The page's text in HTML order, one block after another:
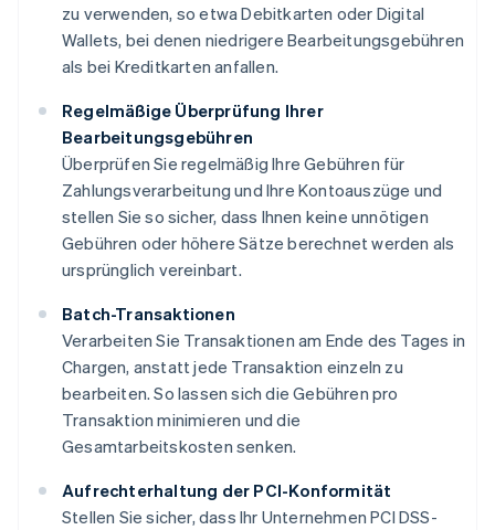
zu verwenden, so etwa Debitkarten oder Digital
Wallets, bei denen niedrigere Bearbeitungsgebühren
als bei Kreditkarten anfallen.
Regelmäßige Überprüfung Ihrer
Bearbeitungsgebühren
Überprüfen Sie regelmäßig Ihre Gebühren für
Zahlungsverarbeitung und Ihre Kontoauszüge und
stellen Sie so sicher, dass Ihnen keine unnötigen
Gebühren oder höhere Sätze berechnet werden als
ursprünglich vereinbart.
Batch-Transaktionen
Verarbeiten Sie Transaktionen am Ende des Tages in
Chargen, anstatt jede Transaktion einzeln zu
bearbeiten. So lassen sich die Gebühren pro
Transaktion minimieren und die
Gesamtarbeitskosten senken.
Aufrechterhaltung der PCI-Konformität
Stellen Sie sicher, dass Ihr Unternehmen PCI DSS-